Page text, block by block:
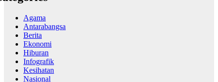
Agama
Antarabangsa
Berita
Ekonomi
Hiburan
Infografik
Kesihatan
Nasional